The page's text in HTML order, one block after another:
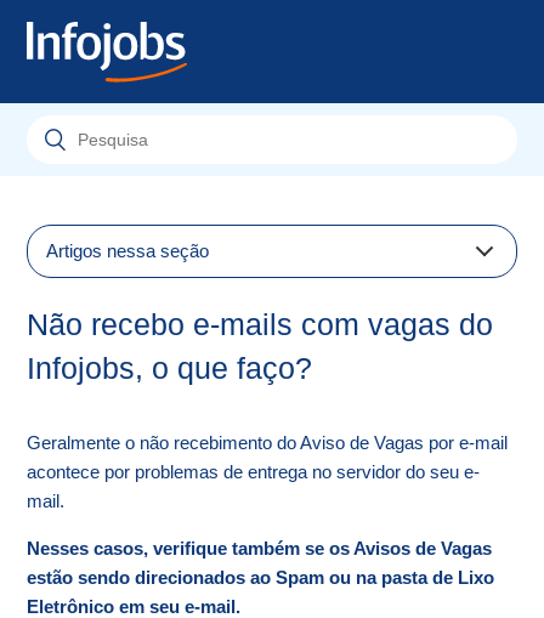
Artigos nessa seção
Etapas de candidatura “Recebido”, “Revisado”, “Pré-
Não recebo e-mails com vagas do Infojobs, o que
faço?
Onde visualizo os comunicados de entrevistas feitos
pela empresa?
Não recebo e-mails com vagas do
Infojobs, o que faço?
Geralmente o não recebimento do Aviso de Vagas por e-mail
acontece por problemas de entrega no servidor do seu e-
mail.
Nesses casos, verifique também se os Avisos de Vagas
estão sendo direcionados ao Spam ou na pasta de Lixo
Eletrônico em seu e-mail.